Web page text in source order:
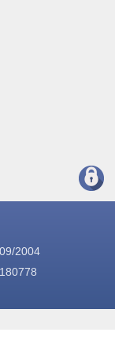
2004